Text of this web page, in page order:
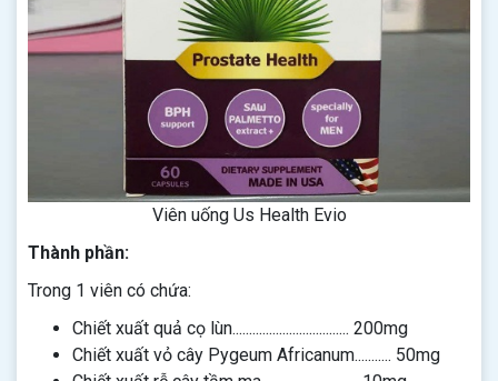
Viên uống Us Health Evio
Thành phần:
Trong 1 viên có chứa:
Chiết xuất quả cọ lùn................................... 200mg
Chiết xuất vỏ cây Pygeum Africanum........... 50mg